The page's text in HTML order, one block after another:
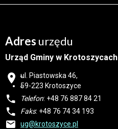
Adres urzędu
Urząd Gminy w Krotoszycach
ul. Piastowska 46,
59-223 Krotoszyce
Telefon: +48 76 887 84 21
Faks: +48 76 74 34 193
ug@krotoszyce.pl